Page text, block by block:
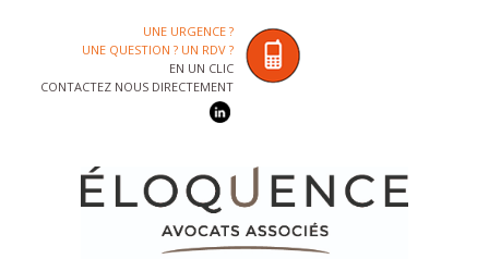
UNE URGENCE ?
UNE QUESTION ? UN RDV ?
EN UN CLIC
CONTACTEZ NOUS DIRECTEMENT